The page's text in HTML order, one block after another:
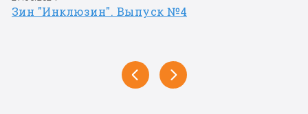
Зин "Инклюзин". Выпуск №4